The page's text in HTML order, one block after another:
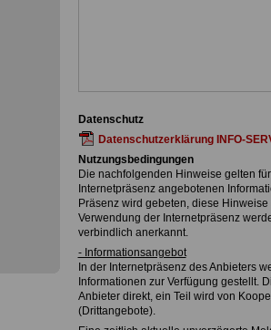
Datenschutz
Datenschutzerklärung INFO-
Nutzungsbedingungen
Die nachfolgenden Hinweise gelten
Internetpräsenz angebotenen
Präsenz wird gebeten, diese
Verwendung der Internetpräsenz
verbindlich anerkannt.
- Informationsangebot
In der Internetpräsenz des Anbieters
Informationen zur Verfügung gestellt.
Anbieter direkt, ein Teil wird von
(Drittangebote).